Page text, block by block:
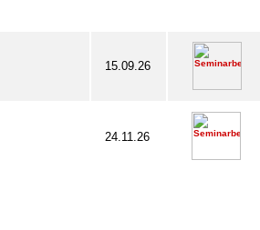
15.09.26
24.11.26